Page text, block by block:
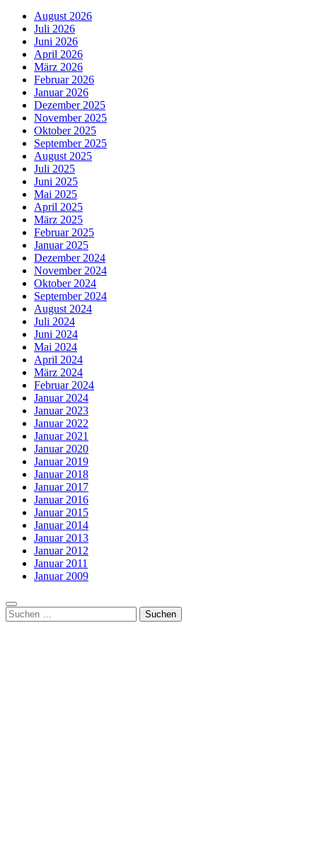
August 2026
Juli 2026
Juni 2026
April 2026
März 2026
Februar 2026
Januar 2026
Dezember 2025
November 2025
Oktober 2025
September 2025
August 2025
Juli 2025
Juni 2025
Mai 2025
April 2025
März 2025
Februar 2025
Januar 2025
Dezember 2024
November 2024
Oktober 2024
September 2024
August 2024
Juli 2024
Juni 2024
Mai 2024
April 2024
März 2024
Februar 2024
Januar 2024
Januar 2023
Januar 2022
Januar 2021
Januar 2020
Januar 2019
Januar 2018
Januar 2017
Januar 2016
Januar 2015
Januar 2014
Januar 2013
Januar 2012
Januar 2011
Januar 2009
Suchen
nach: